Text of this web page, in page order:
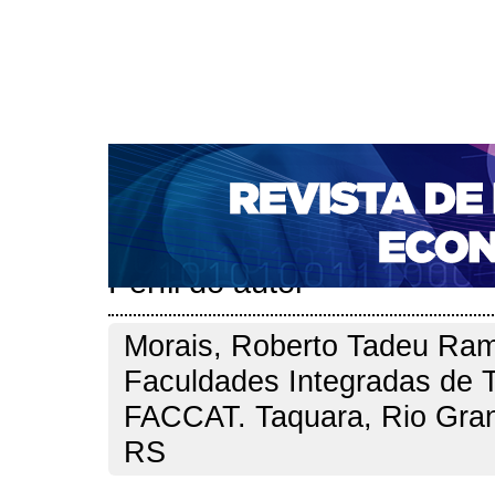
CAPA SOBRE ACESSO CADASTRO
NOTÍCIAS
PORTAL DE REVISTAS DA UNIFACS
BASES DE DADOS E INDEXADORES
Capa Pesquisa >Perfil do autor
Perfil do autor
Morais, Roberto Tadeu
Faculdades Integradas de
FACCAT. Taquara, Rio
RS